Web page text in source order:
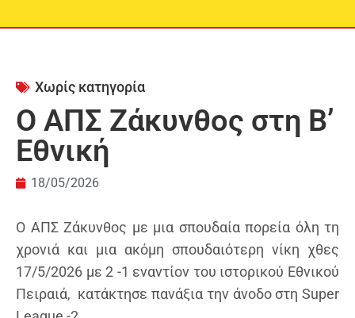
Χωρίς κατηγορία
O ΑΠΣ Ζάκυνθος στη Β’
Εθνική
18/05/2026
Ο ΑΠΣ Ζάκυνθος με μια σπουδαία πορεία όλη τη
χρονιά και μια ακόμη σπουδαιότερη νίκη χθες
17/5/2026 με 2 -1 εναντίον του ιστορικού Εθνικού
Πειραιά, κατάκτησε πανάξια την άνοδο στη Super